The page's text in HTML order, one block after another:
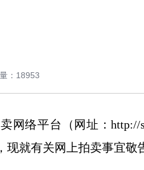
：18953
网络平台（网址：http://
就有关网上拍卖事宜敬